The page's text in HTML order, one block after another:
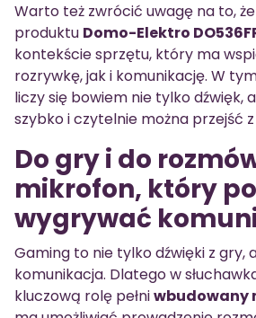
Warto też zwrócić uwagę na to,
produktu Domo-Elektro
kontekście sprzętu, który ma
rozrywkę, jak i komunikację. W
liczy się bowiem nie tylko dźwięk,
szybko i czytelnie można przejść
Do gry i do
mikrofon, który
wygrywać
Gaming to nie tylko dźwięki z gry,
komunikacja. Dlatego w
kluczową rolę pełniwbudowany